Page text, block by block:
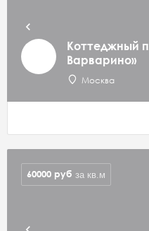
Коттеджный
Варварино»
Москва
60000 руб за кв.м